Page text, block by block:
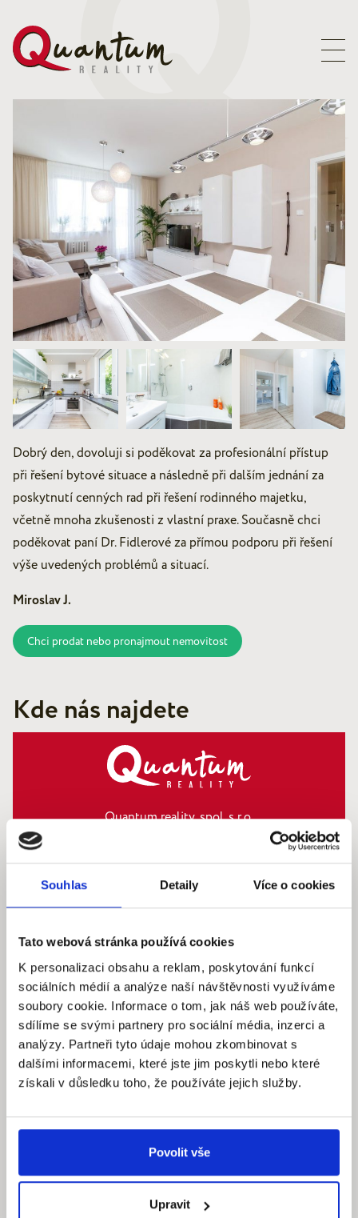
Souhlas Detaily Více o cookies
Tato webová stránka používá cookies
K personalizaci obsahu a reklam, poskytování funkcí
sociálních médií a analýze naší návštěvnosti využíváme
soubory cookie. Informace o tom, jak náš web používáte,
sdílíme se svými partnery pro sociální média, inzerci a
analýzy. Partneři tyto údaje mohou zkombinovat s
dalšími informacemi, které jste jim poskytli nebo které
získali v důsledku toho, že používáte jejich služby.
Povolit vše
Upravit
Dobrý den, dovoluji si poděkovat za profesionální přístup
při řešení bytové situace a následně při dalším jednání za
poskytnutí cenných rad při řešení rodinného majetku,
včetně mnoha zkušenosti z vlastní praxe. Současně chci
poděkovat paní Dr. Fidlerové za přímou podporu při řešení
výše uvedených problémů a situací.
Miroslav J.
Chci prodat nebo pronajmout nemovitost
Kde nás najdete
Quantum reality, spol. s r.o.
info@quantumreality.cz
+420 730 154 732 / +420 273 134 681